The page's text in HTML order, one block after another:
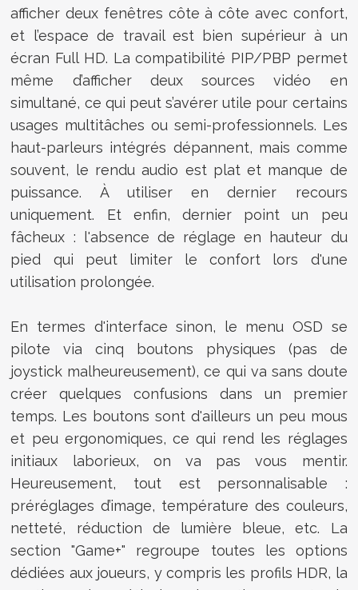
afficher deux fenêtres côte à côte avec confort,
et l’espace de travail est bien supérieur à un
écran Full HD. La compatibilité PIP/PBP permet
même d’afficher deux sources vidéo en
simultané, ce qui peut s’avérer utile pour certains
usages multitâches ou semi-professionnels. Les
haut-parleurs intégrés dépannent, mais comme
souvent, le rendu audio est plat et manque de
puissance. À utiliser en dernier recours
uniquement. Et enfin, dernier point un peu
fâcheux : l'absence de réglage en hauteur du
pied qui peut limiter le confort lors d'une
utilisation prolongée.
En termes d'interface sinon, le menu OSD se
pilote via cinq boutons physiques (pas de
joystick malheureusement), ce qui va sans doute
créer quelques confusions dans un premier
temps. Les boutons sont d'ailleurs un peu mous
et peu ergonomiques, ce qui rend les réglages
initiaux laborieux, on va pas vous mentir.
Heureusement, tout est personnalisable :
préréglages d’image, température des couleurs,
netteté, réduction de lumière bleue, etc. La
section "Game+" regroupe toutes les options
dédiées aux joueurs, y compris les profils HDR, la